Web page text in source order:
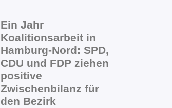
Ein Jahr
Koalitionsarbeit in
Hamburg-Nord: SPD,
CDU und FDP ziehen
positive
Zwischenbilanz für
den Bezirk